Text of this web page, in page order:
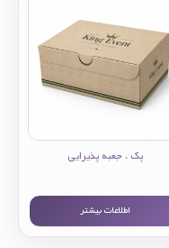
پک ، جعبه پذیرایی
اطلاعات بیشتر